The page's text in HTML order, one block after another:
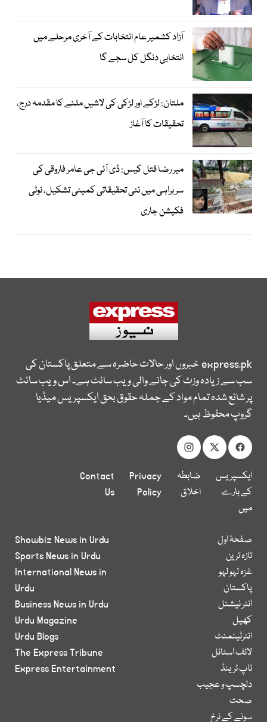
آزاد کشمیر عام انتخابات کے آخری مرحلے میں
انتخابی دنگل کل سجے گا
ملتان: لڑکے اور لڑکی کی لاشیں ملنے کا مقدمہ درج،
تحقیقات کا آغاز
میر رضا قتل کیس: ڈی آئی جی عامر فاروقی کی
سربراہی میں نئی تحقیقاتی کمیٹی تشکیل، نوٹی
فکیشن جاری
express.pkخبروں اور حالات حاضرہ سے متعلق پاکستان کی
سب سے زیادہ وزٹ کی جانے والی ویب سائٹ ہے۔ اس ویب سائٹ
پر شائع شدہ تمام مواد کے جملہ حقوق بحق ایکسپریس میڈیا
گروپ محفوظ ہیں۔
ایکسپریس
کے بارے
میں
ضابطہ
اخلاق
Privacy
Policy
Contact
Us
صفحۂ اول
تازہ ترین
غزہ لہو لہو
پاکستان
انٹر نیشنل
کھیل
انٹرٹینمنٹ
لائف اسٹائل
ٹاپ ٹرینڈ
دلچسپ و عجیب
صحت
سونے کے نرخ
Showbiz News in Urdu
Sports News in Urdu
International News in
Urdu
Business News in Urdu
Urdu Magazine
Urdu Blogs
The Express Tribune
Express Entertainment